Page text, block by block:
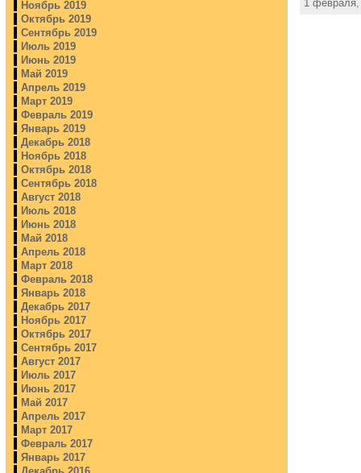
Ноябрь 2019
Октябрь 2019
Сентябрь 2019
Июль 2019
Июнь 2019
Май 2019
Апрель 2019
Март 2019
Февраль 2019
Январь 2019
Декабрь 2018
Ноябрь 2018
Октябрь 2018
Сентябрь 2018
Август 2018
Июль 2018
Июнь 2018
Май 2018
Апрель 2018
Март 2018
Февраль 2018
Январь 2018
Декабрь 2017
Ноябрь 2017
Октябрь 2017
Сентябрь 2017
Август 2017
Июль 2017
Июнь 2017
Май 2017
Апрель 2017
Март 2017
Февраль 2017
Январь 2017
1 февраля,